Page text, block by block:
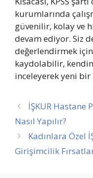
kurumlarında
güvenilir, kolay ve
devam ediyor. Siz
değerlendirmek için
kaydolabilir,
inceleyerek yeni
İŞKUR Hastane
Nasıl Yapılır?
Kadınlara Özel
Girişimcilik